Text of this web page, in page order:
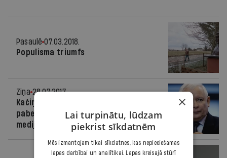
Pasaulē 07.03.2018.
Populisma triumfs
Ziņa 28.07.2017.
Kačiņskis: Pēc tiesu reformas
pabeigšanas Polija ķersies pie
medijiem
×
Lai turpinātu, lūdzam
piekrist sīkdatnēm
Mēs izmantojam tikai sīkdatnes, kas nepieciešamas
lapas darbībai un analītikai. Lapas kreisajā stūrī